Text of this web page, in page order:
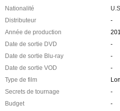
Nationalité
Distributeur
-
Année de production
Date de sortie DVD
-
Date de sortie Blu-ray
-
Date de sortie VOD
-
Type de film
Secrets de tournage
-
Budget
-